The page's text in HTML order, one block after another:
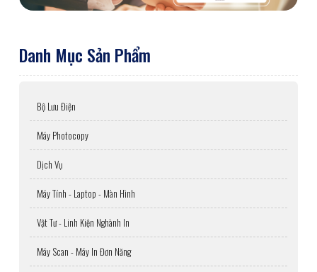
Danh Mục Sản Phẩm
Bộ Lưu Điện
Máy Photocopy
Dịch Vụ
Máy Tính - Laptop - Màn Hình
Vật Tư - Linh Kiện Nghành In
Máy Scan - Máy In Đơn Năng